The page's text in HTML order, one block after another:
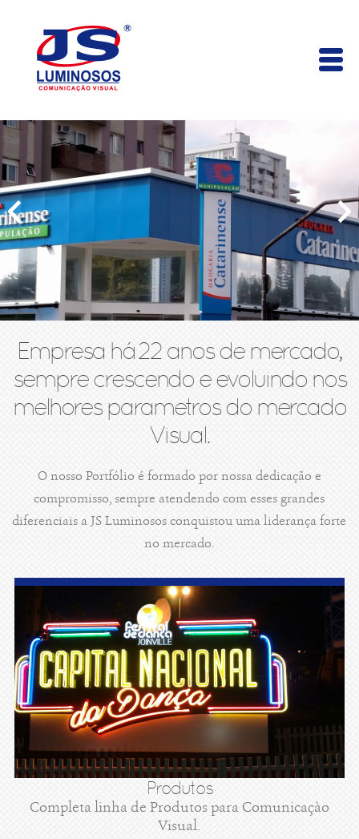
Empresa há 22 anos de mercado,
sempre crescendo e evoluindo nos
melhores parametros do mercado
Visual.
O nosso Portfólio é formado por nossa dedicação e
compromisso, sempre atendendo com esses grandes
diferenciais a JS Luminosos conquistou uma liderança forte
no mercado.
Produtos
Completa linha de Produtos para Comunicaçào
Visual.